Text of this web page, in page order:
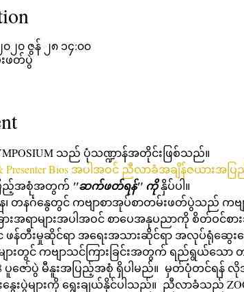
၀၂၀ ဇွန် ၂၈ ၁၄:၀၀
းဖတ်ပွဲ
သည် ပုံသဏ္ဍာန်အတိုင်းဖြစ်သည်။
& Presenter Bios အပါအဝင် ညီလာခံအချိန်ဇယ
ြည့်အစုံအတွက် "ဆက်ဖတ်ရန်" ကို နှိပ်ပါ။
ခြားအရာများအပါအဝင် စာပေအနုပညာကို စိတ်ဝ
န်တီးမှုဆိုင်ရာ အရေးအသားဆိုင်ရာ အလုပ်ရုံဆွေးနွေး
င် ကဗျာသင်ကြားခြင်းအတွက် ရည်ရွယ်သော တင်ပ
28 ပူဇော်ပွဲ မီနူးအပြည့်အစုံ ရှိပါမည်။  မှတ်ပုံတင်
းပွဲများကို ရွေးချယ်နိုင်ပါသည်။  ညီလာခံသည်